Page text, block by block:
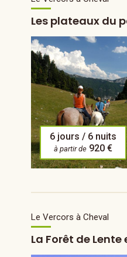
Les plateaux du
6 jours / 6 nuits
à partir de 920 €
Le Vercors à Cheval
La Forêt de